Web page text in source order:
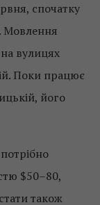
спочатку
Мовлення
вулицях
Поки працює
його
$50–80,
також